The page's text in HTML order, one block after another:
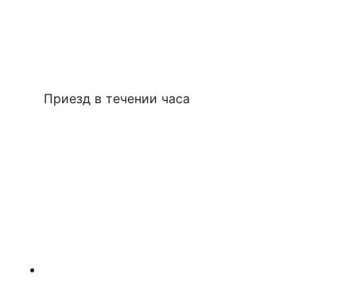
Приезд в течении часа